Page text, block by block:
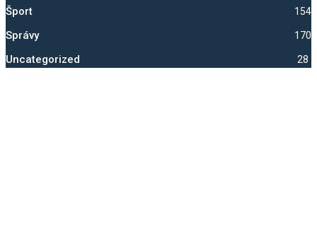
Šport 1540
Správy
Uncategorized 28